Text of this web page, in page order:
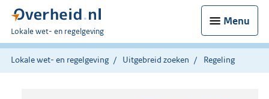
Menu
U
bent
hier:
Lokale wet- en regelgeving
Lokale wet- en regelgeving Uitgebreid zoeken Regeling